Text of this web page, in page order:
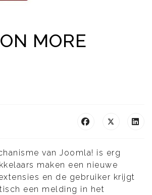
MORE
van Joomla! is erg
maken een nieuwe
en de gebruiker krijgt
een melding in het